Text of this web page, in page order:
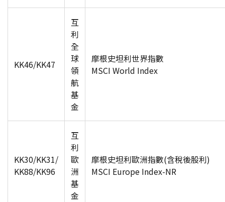
KK46/KK47
互
利
全
球
領
航
基
金
摩根史坦利世界指數
MSCI World Index
KK30/KK31/
KK88/KK96
互
利
歐
洲
基
金
摩根史坦利歐洲指數(含稅後股利)
MSCI Europe Index-NR